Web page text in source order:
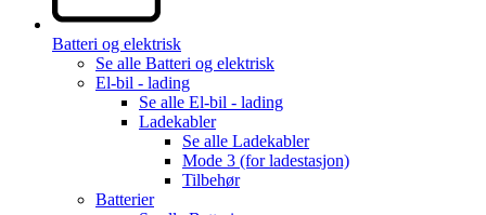
Batteri og elektrisk
Se alle Batteri og elektrisk
El-bil - lading
Se alle El-bil - lading
Ladekabler
Se alle Ladekabler
Mode 3 (for ladestasjon)
Tilbehør
Batterier